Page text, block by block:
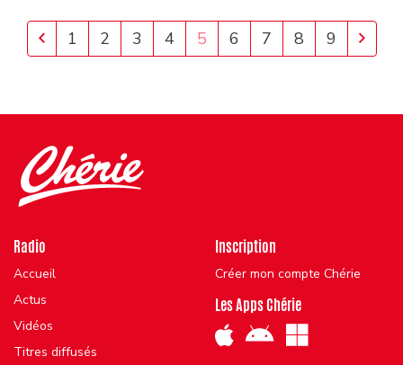
Previous
1 2 3 4 5 6 7 8 9 Next
Radio
Accueil
Actus
Vidéos
Titres diffusés
Inscription
Créer mon compte Chérie
Les Apps Chérie